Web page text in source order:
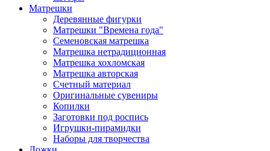
Матрешки
Деревянные фигурки
Матрешки "Времена года"
Семеновская матрешка
Матрешка нетрадиционная
Матрешка хохломская
Матрешка авторская
Счетный материал
Оригинальные сувениры
Копилки
Заготовки под роспись
Игрушки-пирамидки
Наборы для творчества